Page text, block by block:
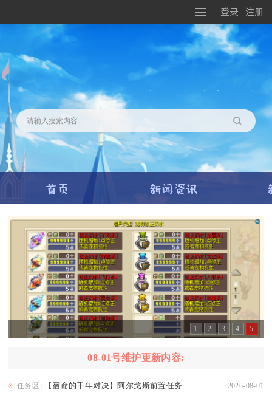
登录 注册
1 2 3 4 5
08-01号维护更新内容:
[任务区] 【宿命的千年对决】阿尔戈斯前置任务 2026-08-01